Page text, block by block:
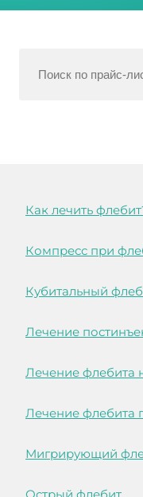
Как лечить
Компресс при
Кубитальный
Лечение
Лечение флебита
Лечение флебита
Мигрирующий